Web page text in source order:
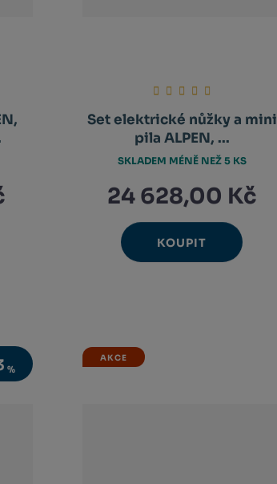
Set elektrické nůžky a mini
pila ALPEN, ...
24 628,00 Kč
Změnit
Navýšit
množství
Snížit
Ks
KOUPIT
SKLADEM MÉNĚ NEŽ 5 KS
%
AKCE